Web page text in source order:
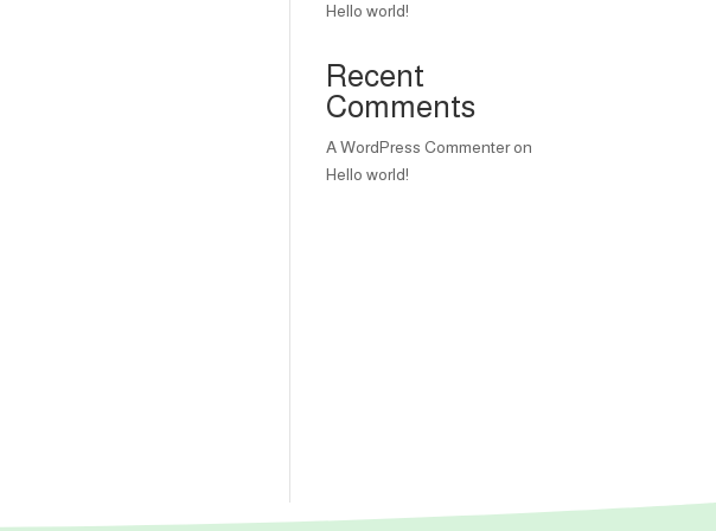
Hello world!
Recent
Comments
A WordPress Commenteron
Hello world!